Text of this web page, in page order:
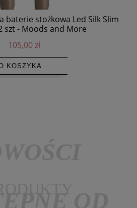
baterie stożkowa Led Silk Slim
szt - Moods and More
105,00 zł
KOSZYKA